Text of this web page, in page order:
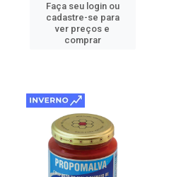
Faça seu login ou
cadastre-se para
ver preços e
comprar